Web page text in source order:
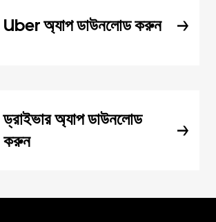
Uber অ্যাপ ডাউনলোড করুন
ড্রাইভার অ্যাপ ডাউনলোড
করুন